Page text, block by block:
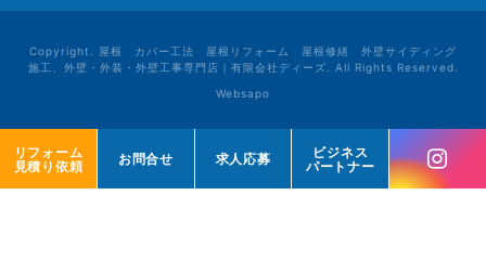
リフォーム
見積り依頼
お問合せ 求人応募
ビジネス
パートナー
リフォーム
見積り依頼
お問合せ 求人応募
ビジネス
パートナー
Copyright. 屋根 カバー工法 屋根リフォーム 屋根修繕 外壁サイディング
施工、外壁・外装・外壁工事専門店｜有限会社ディーズ. All Rights Reserved.
Websapo